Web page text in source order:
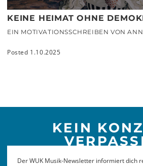
KEINE HEIMAT OHNE
EIN MOTIVATIONSSCHREIBEN VON
Posted 1.10.2025
KEIN
Der WUK Musik-Newsletter informiert dich